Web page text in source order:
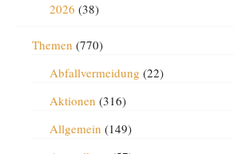
2026 (38)
Themen (770)
Abfallvermeidung (22)
Aktionen (316)
Allgemein (149)